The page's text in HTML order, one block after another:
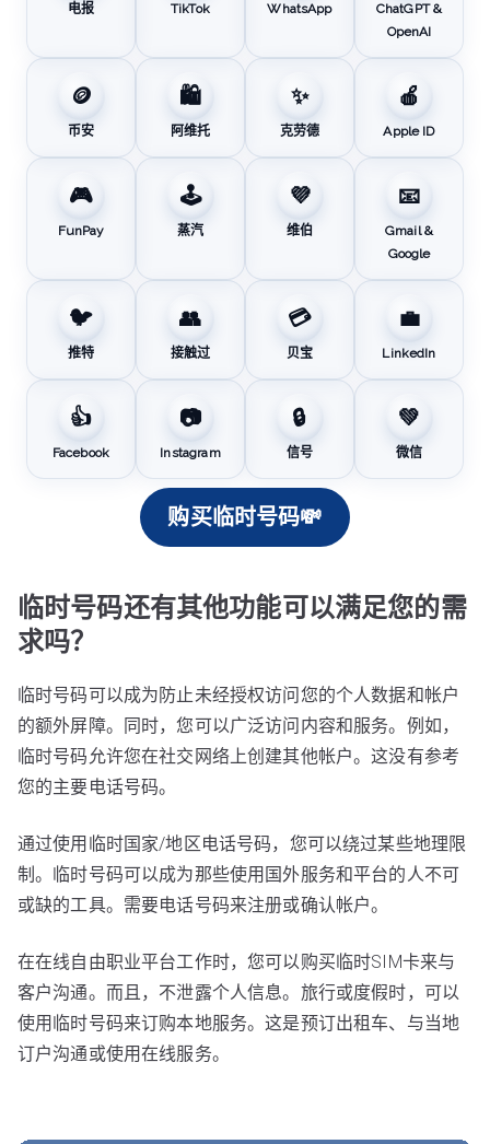
电报 TikTok WhatsApp
ChatGPT &
OpenAI
🪙
币安
🛍️
阿维托
✨
克劳德
🍎
Apple ID
🎮
FunPay
🕹️
蒸汽
💜
维伯
📧
Gmail &
Google
🐦
推特
👥
接触过
💳
贝宝
💼
LinkedIn
👍
Facebook
📷
Instagram
🔒
信号
💚
微信
购买临时号码💸
临时号码还有其他功能可以满足您的需
求吗？
临时号码可以成为防止未经授权访问您的个人数据和帐户
的额外屏障。同时，您可以广泛访问内容和服务。例如，
临时号码允许您在社交网络上创建其他帐户。这没有参考
您的主要电话号码。
通过使用临时国家/地区电话号码，您可以绕过某些地理限
制。临时号码可以成为那些使用国外服务和平台的人不可
或缺的工具。需要电话号码来注册或确认帐户。
在在线自由职业平台工作时，您可以购买临时SIM卡来与
客户沟通。而且，不泄露个人信息。旅行或度假时，可以
使用临时号码来订购本地服务。这是预订出租车、与当地
订户沟通或使用在线服务。